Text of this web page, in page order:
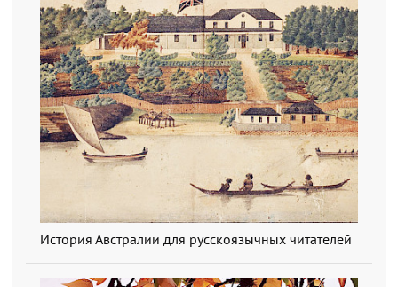
История Австралии для русскоязычных читателей